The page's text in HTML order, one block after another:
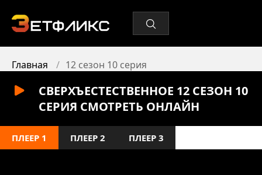
Главная 12 сезон 10 серия
СВЕРХЪЕСТЕСТВЕННОЕ 12 СЕЗОН 10
СЕРИЯ СМОТРЕТЬ ОНЛАЙН
ПЛЕЕР 1 ПЛЕЕР 2 ПЛЕЕР 3